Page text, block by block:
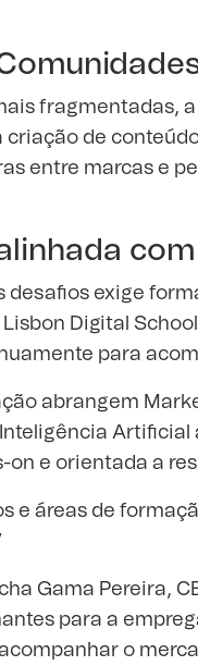
fragmentadas,
criação de
entre marcas e
desafios exige
Digital
para
abrangem
on e orientada a
e áreas de
Gama Pereira,
para a
o